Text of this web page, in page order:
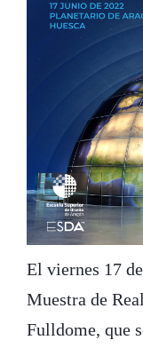
El viernes 17
Muestra de
Fulldome, que